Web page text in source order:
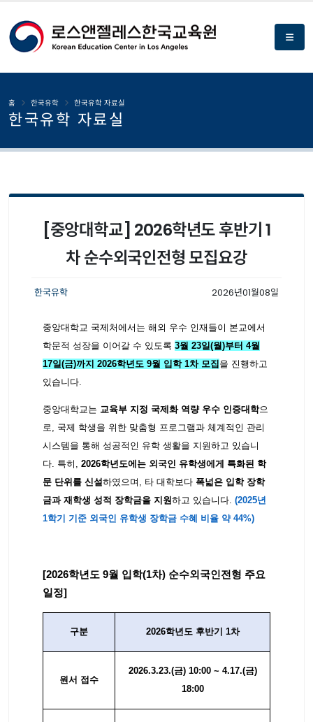
한국유학 자료실
홈 한국유학 한국유학 자료실
[중앙대학교] 2026학년도 후반기 1
차 순수외국인전형 모집요강
한국유학 2026년01월08일
중앙대학교 국제처에서는 해외 우수 인재들이 본교에서
학문적 성장을 이어갈 수 있도록 3월 23일(월)부터 4월
17일(금)까지 2026학년도 9월 입학 1차 모집 을 진행하고
있습니다.
중앙대학교는 교육부 지정 국제화 역량 우수 인증대학으
로, 국제 학생을 위한 맞춤형 프로그램과 체계적인 관리
시스템을 통해 성공적인 유학 생활을 지원하고 있습니
다. 특히, 2026학년도에는 외국인 유학생에게 특화된 학
문 단위를 신설하였으며, 타 대학보다 폭넓은 입학 장학
금과 재학생 성적 장학금을 지원하고 있습니다. (2025년
1학기 기준 외국인 유학생 장학금 수혜 비율 약 44%)
[2026학년도 9월 입학(1차) 순수외국인전형 주요
일정]
구분 2026학년도 후반기 1차
원서 접수
2026.3.23.(금) 10:00 ~ 4.17.(금)
18:00